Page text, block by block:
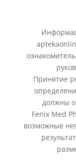
Принятие
должны
Fenix Med
возможные